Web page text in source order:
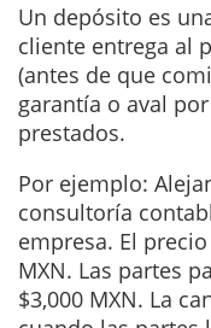
Un depósito es
cliente entrega al
(antes de que
garantía o aval
prestados.
Por ejemplo:
consultoría
empresa. El
MXN. Las partes
$3,000 MXN. La